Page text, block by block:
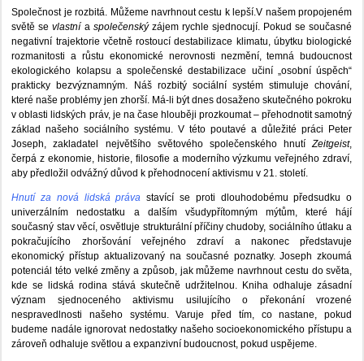
Společnost je rozbitá. Můžeme navrhnout cestu k lepší.V našem propojeném
světě sevlastní a společenskýzájem rychle sjednocují. Pokud se současné
negativní trajektorie včetně rostoucí destabilizace klimatu, úbytku biologické
rozmanitosti a růstu ekonomické nerovnosti nezmění, temná budoucnost
ekologického kolapsu a společenské destabilizace učiní „osobní úspěch“
prakticky bezvýznamným. Náš rozbitý sociální systém stimuluje chování,
které naše problémy jen zhorší. Má-li být dnes dosaženo skutečného pokroku
v oblasti lidských práv, je na čase hlouběji prozkoumat – přehodnotit samotný
základ našeho sociálního systému. V této poutavé a důležité práci Peter
Joseph, zakladatel největšího světového společenského hnutíZeitgeist,
čerpá z ekonomie, historie, filosofie a moderního výzkumu veřejného zdraví,
aby předložil odvážný důvod k přehodnocení aktivismu v 21. století.
Hnutí za nová lidská práva stavící se proti dlouhodobému předsudku o
univerzálním nedostatku a dalším všudypřítomným mýtům, které hájí
současný stav věcí, osvětluje strukturální příčiny chudoby, sociálního útlaku a
pokračujícího zhoršování veřejného zdraví a nakonec představuje
ekonomický přístup aktualizovaný na současné poznatky. Joseph zkoumá
potenciál této velké změny a způsob, jak můžeme navrhnout cestu do světa,
kde se lidská rodina stává skutečně udržitelnou. Kniha odhaluje zásadní
význam sjednoceného aktivismu usilujícího o překonání vrozené
nespravedlnosti našeho systému. Varuje před tím, co nastane, pokud
budeme nadále ignorovat nedostatky našeho socioekonomického přístupu a
zároveň odhaluje světlou a expanzivní budoucnost, pokud uspějeme.